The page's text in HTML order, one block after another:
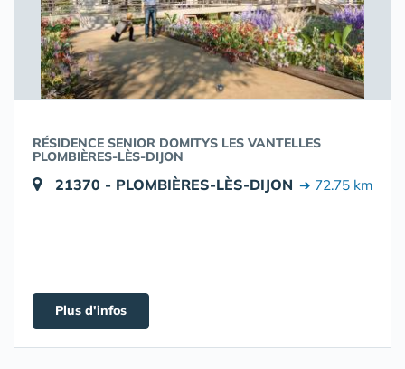
RÉSIDENCE SENIOR DOMITYS LES VANTELLES
PLOMBIÈRES-LÈS-DIJON
21370 - PLOMBIÈRES-LÈS-DIJON ➔ 72.75 km
Plus d'infos